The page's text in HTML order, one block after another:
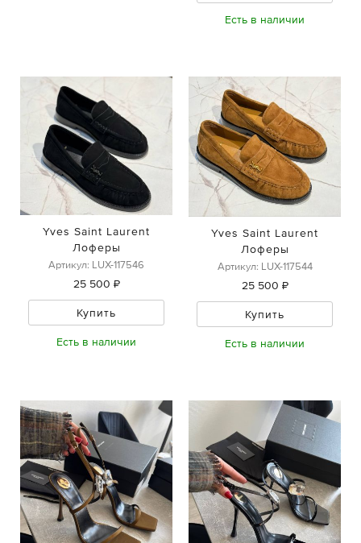
Есть в наличии
Yves Saint Laurent
Лоферы
Артикул: LUX-117546
25 500 ₽
Купить
Есть в наличии
Yves Saint Laurent
Лоферы
Артикул: LUX-117544
25 500 ₽
Купить
Есть в наличии